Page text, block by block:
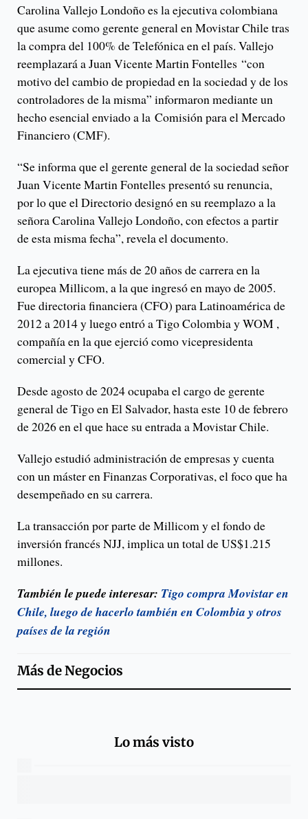
Carolina Vallejo Londoño es la ejecutiva colombiana
que asume como gerente general en Movistar Chile tras
la compra del 100% de Telefónica en el país. Vallejo
reemplazará a Juan Vicente Martin Fontelles “con
motivo del cambio de propiedad en la sociedad y de los
controladores de la misma” informaron mediante un
hecho esencial enviado a la Comisión para el Mercado
Financiero (CMF).
“Se informa que el gerente general de la sociedad señor
Juan Vicente Martin Fontelles presentó su renuncia,
por lo que el Directorio designó en su reemplazo a la
señora Carolina Vallejo Londoño, con efectos a partir
de esta misma fecha”, revela el documento.
La ejecutiva tiene más de 20 años de carrera en la
europea Millicom, a la que ingresó en mayo de 2005.
Fue directoria financiera (CFO) para Latinoamérica de
2012 a 2014 y luego entró a Tigo Colombia y WOM ,
compañía en la que ejerció como vicepresidenta
comercial y CFO.
Desde agosto de 2024 ocupaba el cargo de gerente
general de Tigo en El Salvador, hasta este 10 de febrero
de 2026 en el que hace su entrada a Movistar Chile.
Vallejo estudió administración de empresas y cuenta
con un máster en Finanzas Corporativas, el foco que ha
desempeñado en su carrera.
La transacción por parte de Millicom y el fondo de
inversión francés NJJ, implica un total de US$1.215
millones.
También le puede interesar: Tigo compra Movistar en
Chile, luego de hacerlo también en Colombia y otros
países de la región
Más deNegocios
Lo más visto